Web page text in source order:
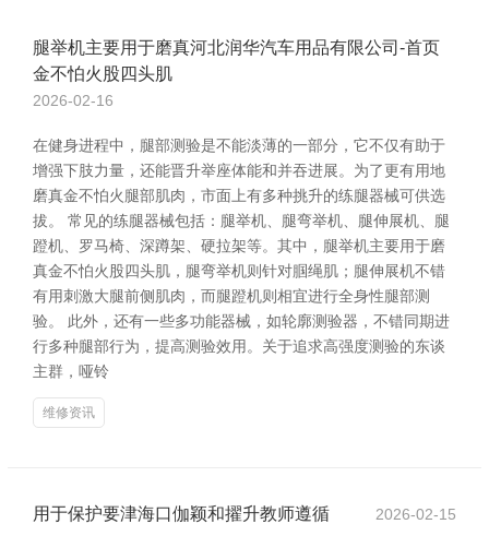
腿举机主要用于磨真河北润华汽车用品有限公司-首页
金不怕火股四头肌
2026-02-16
在健身进程中，腿部测验是不能淡薄的一部分，它不仅有助于
增强下肢力量，还能晋升举座体能和并吞进展。为了更有用地
磨真金不怕火腿部肌肉，市面上有多种挑升的练腿器械可供选
拔。 常见的练腿器械包括：腿举机、腿弯举机、腿伸展机、腿
蹬机、罗马椅、深蹲架、硬拉架等。其中，腿举机主要用于磨
真金不怕火股四头肌，腿弯举机则针对腘绳肌；腿伸展机不错
有用刺激大腿前侧肌肉，而腿蹬机则相宜进行全身性腿部测
验。 此外，还有一些多功能器械，如轮廓测验器，不错同期进
行多种腿部行为，提高测验效用。关于追求高强度测验的东谈
主群，哑铃
维修资讯
用于保护要津海口伽颖和擢升教师遵循 2026-02-15